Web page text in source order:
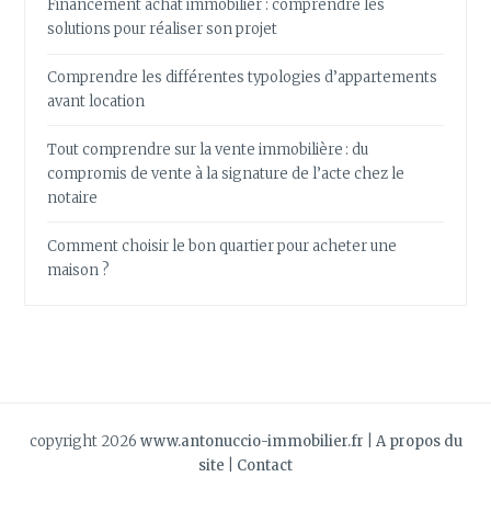
Financement achat immobilier : comprendre les
solutions pour réaliser son projet
Comprendre les différentes typologies d’appartements
avant location
Tout comprendre sur la vente immobilière : du
compromis de vente à la signature de l’acte chez le
notaire
Comment choisir le bon quartier pour acheter une
maison ?
copyright 2026 www.antonuccio-immobilier.fr
A propos du
site
Contact